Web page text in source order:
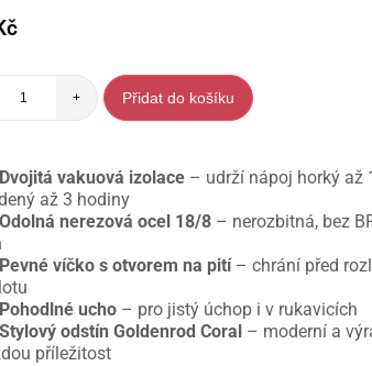
+ Přidat do košíku
Dvojitá vakuová izolace– udrží nápoj horký až
až 3 hodiny
Odolná nerezová ocel 18/8– nerozbitná, bez
Pevné víčko s otvorem na pití– chrání před
Pohodlné ucho– pro jistý úchop i v rukavicích
Stylový odstín Goldenrod Coral – moderní a
příležitost